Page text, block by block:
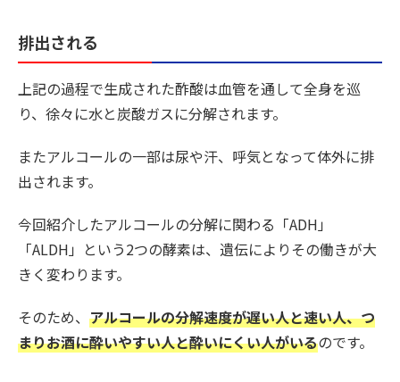
排出される
上記の過程で生成された酢酸は血管を通して全身を巡
り、徐々に水と炭酸ガスに分解されます。
またアルコールの一部は尿や汗、呼気となって体外に排
出されます。
今回紹介したアルコールの分解に関わる「ADH」
「ALDH」という2つの酵素は、遺伝によりその働きが大
きく変わります。
そのため、 アルコールの分解速度が遅い人と速い人、つ
まりお酒に酔いやすい人と酔いにくい人がいるのです。